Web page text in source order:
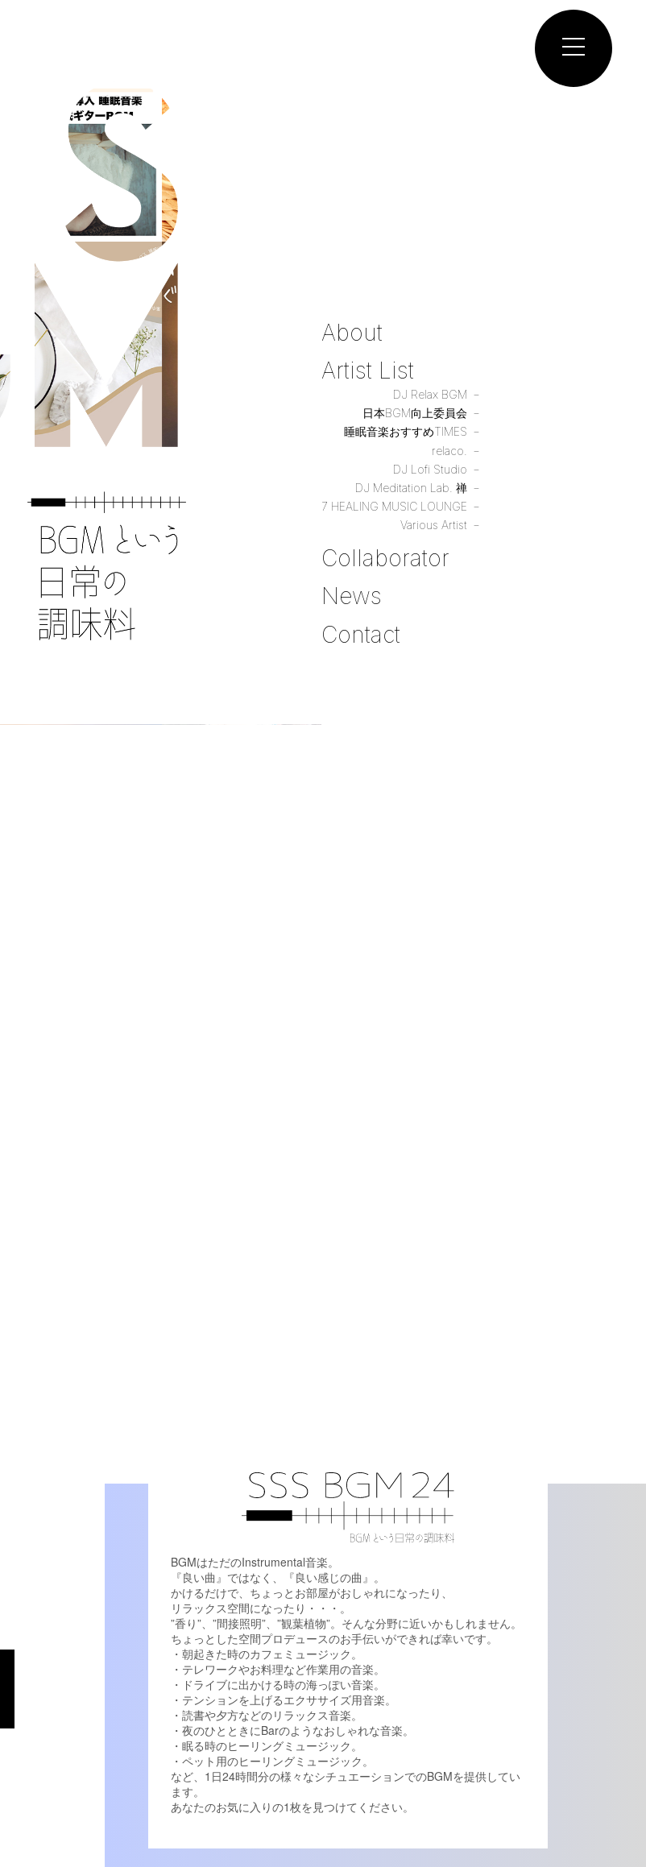
About
Artist List
DJ Relax BGM
日本BGM向上委員会
睡眠音楽おすすめTIMES
relaco.
DJ Lofi Studio
DJ Meditation Lab. 禅
7 HEALING MUSIC LOUNGE
Various Artist
Collaborator
News
Contact
BGMはただのInstrumental音楽。
『良い曲』ではなく、『良い感じの曲』。
かけるだけで、ちょっとお部屋がおしゃれになったり、
リラックス空間になったり・・・。
”香り”、”間接照明”、”観葉植物”。そんな分野に近いかもしれません。
ちょっとした空間プロデュースのお手伝いができれば幸いです。
・朝起きた時のカフェミュージック。
・テレワークやお料理など作業用の音楽。
・ドライブに出かける時の海っぽい音楽。
・テンションを上げるエクササイズ用音楽。
・読書や夕方などのリラックス音楽。
・夜のひとときにBarのようなおしゃれな音楽。
・眠る時のヒーリングミュージック。
・ペット用のヒーリングミュージック。
など、1日24時間分の様々なシチュエーションでのBGMを提供してい
ます。
あなたのお気に入りの1枚を見つけてください。